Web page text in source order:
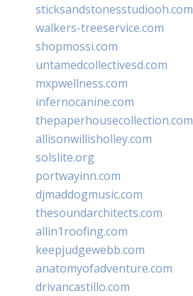
sticksandstonesstudiooh.com
walkers-treeservice.com
shopmossi.com
untamedcollectivesd.com
mxpwellness.com
infernocanine.com
thepaperhousecollection.com
allisonwillisholley.com
solslite.org
portwayinn.com
djmaddogmusic.com
thesoundarchitects.com
allin1roofing.com
keepjudgewebb.com
anatomyofadventure.com
drivancastillo.com